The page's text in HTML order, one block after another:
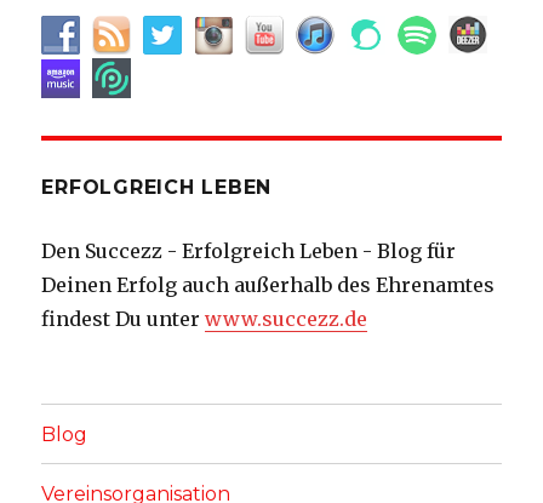
ERFOLGREICH LEBEN
Den Succezz - Erfolgreich Leben - Blog für
Deinen Erfolg auch außerhalb des Ehrenamtes
findest Du unterwww.succezz.de
Blog
Vereinsorganisation